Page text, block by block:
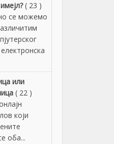
( 23 )
се можемо
или
( 22 )
који
оба...